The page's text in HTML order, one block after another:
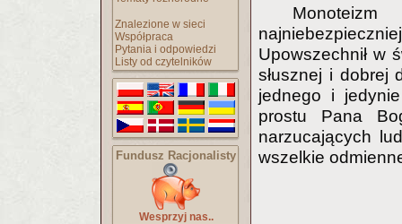
Znalezione w sieci
Współpraca
Pytania i odpowiedzi
Listy od czytelników
Fundusz Racjonalisty
Wesprzyj nas..
Upowszechnił w
słusznej i dobrej
jednego i
prostu Pana
narzucających
wszelkie